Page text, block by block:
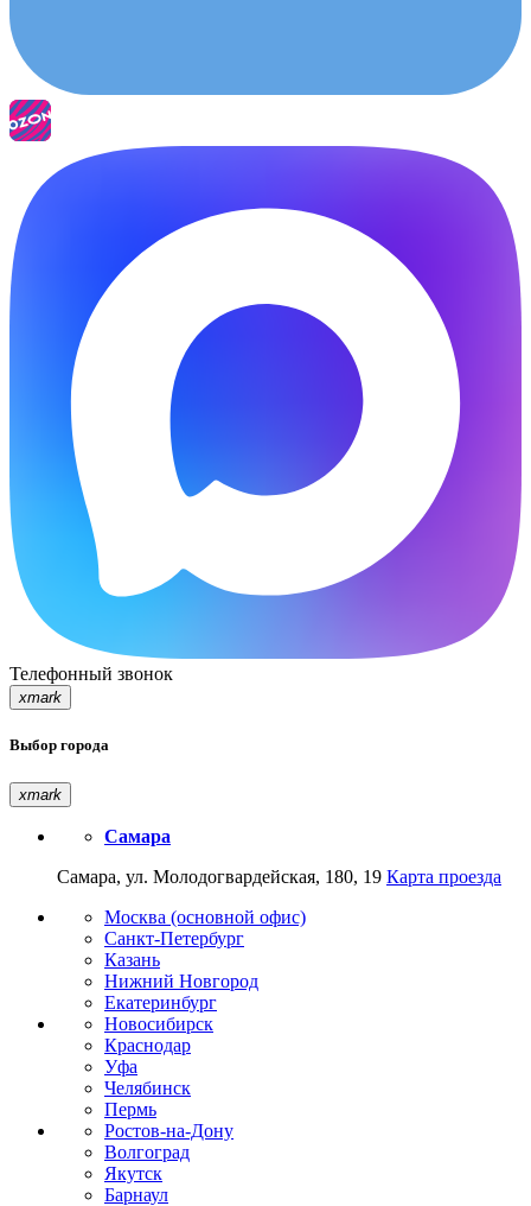
Телефонный звонок
xmark
Выбор города
xmark
Самара
Самара, ул. Молодогвардейская, 180, 19 Карта проезда
Москва (основной офис)
Санкт-Петербург
Казань
Нижний Новгород
Екатеринбург
Новосибирск
Краснодар
Уфа
Челябинск
Пермь
Ростов-на-Дону
Волгоград
Якутск
Барнаул